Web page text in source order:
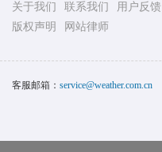
关于我们 联系我们
用户反馈
版权声明
网站律师
客服邮箱： service@weather.com.cn